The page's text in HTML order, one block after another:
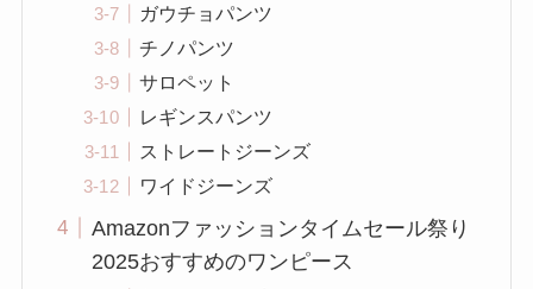
ガウチョパンツ
チノパンツ
サロペット
レギンスパンツ
ストレートジーンズ
ワイドジーンズ
Amazonファッションタイムセール祭り
2025おすすめのワンピース